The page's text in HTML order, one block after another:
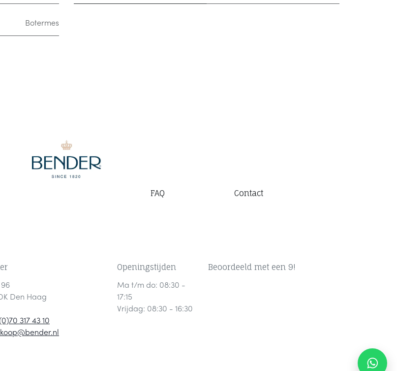
Botermes
Den Haag
317 43 10
Openingstijden
Ma t/m do: 08:30 -
17:15
Vrijdag: 08:30 - 16:30
Beoordeeld met een 9!
Contact
FAQ